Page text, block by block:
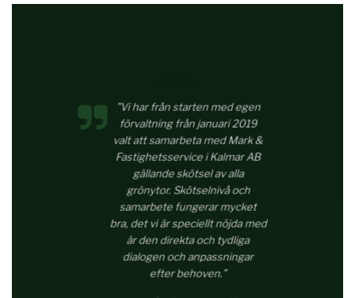
”Vi har från starten med egen
förvaltning från januari 2019
valt att samarbeta med Mark &
Fastighetsservice i Kalmar AB
gällande skötsel av alla
grönytor. Skötselnivå och
samarbete fungerar mycket
bra, det vi är speciellt nöjda med
är den direkta och tydliga
dialogen och anpassningar
efter behoven.”